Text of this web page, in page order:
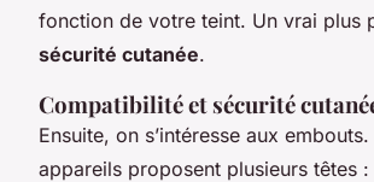
fonction de votre teint. Un vrai plus
sécurité cutanée.
Compatibilité et sécurité
Ensuite, on s’intéresse aux
appareils proposent plusieurs têtes